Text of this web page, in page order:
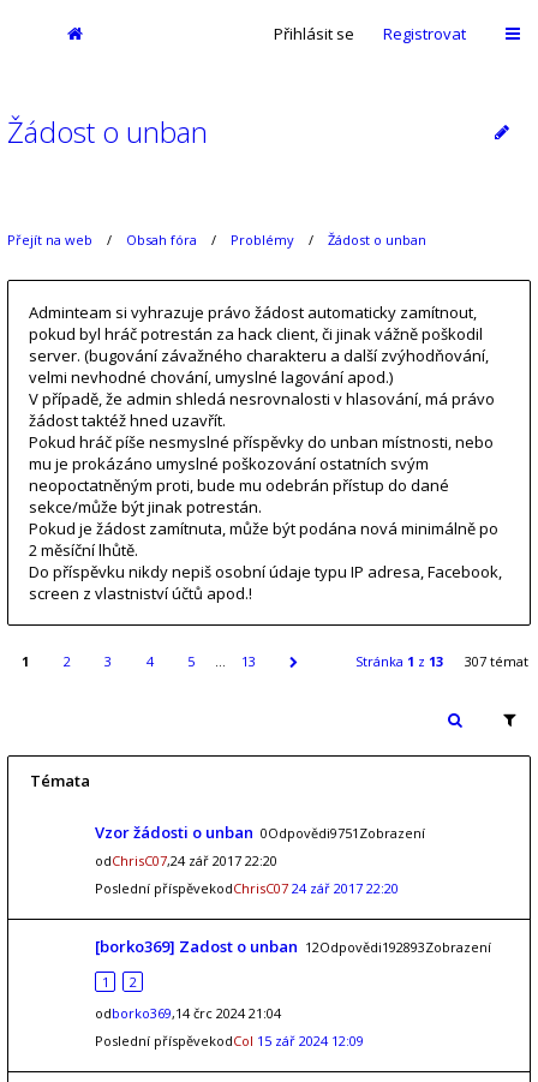
Přihlásit se Registrovat
Žádost o unban
Přejít na web Obsah fóra Problémy Žádost o unban
Adminteam si vyhrazuje právo žádost automaticky zamítnout,
pokud byl hráč potrestán za hack client, či jinak vážně poškodil
server. (bugování závažného charakteru a další zvýhodňování,
velmi nevhodné chování, umyslné lagování apod.)
V případě, že admin shledá nesrovnalosti v hlasování, má právo
žádost taktéž hned uzavřít.
Pokud hráč píše nesmyslné příspěvky do unban místnosti, nebo
mu je prokázáno umyslné poškozování ostatních svým
neopoctatněným proti, bude mu odebrán přístup do dané
sekce/může být jinak potrestán.
Pokud je žádost zamítnuta, může být podána nová minimálně po
2 měsíční lhůtě.
Do příspěvku nikdy nepiš osobní údaje typu IP adresa, Facebook,
screen z vlastniství účtů apod.!
1 2 3 4 5 … 13 Stránka 1 z 13 307 témat
Témata
Vzor žádosti o unban 0Odpovědi9751Zobrazení
odChrisC07,24 zář 2017 22:20
Poslední příspěvekodChrisC07 24 zář 2017 22:20
[borko369] Zadost o unban 12Odpovědi192893Zobrazení
1
2
odborko369,14 črc 2024 21:04
Poslední příspěvekodCol 15 zář 2024 12:09